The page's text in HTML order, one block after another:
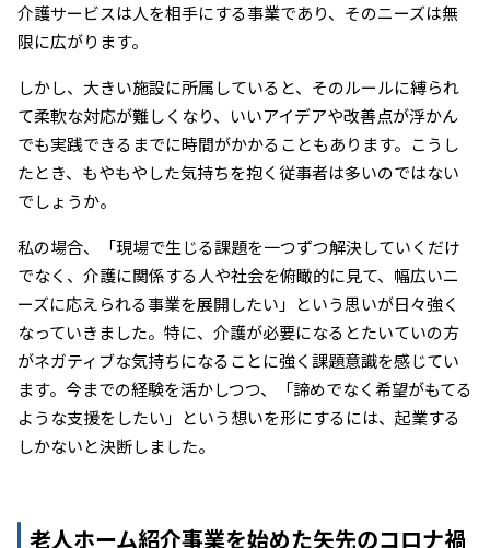
介護サービスは人を相手にする事業であり、そのニーズは無
限に広がります。
しかし、大きい施設に所属していると、そのルールに縛られ
て柔軟な対応が難しくなり、いいアイデアや改善点が浮かん
でも実践できるまでに時間がかかることもあります。こうし
たとき、もやもやした気持ちを抱く従事者は多いのではない
でしょうか。
私の場合、「現場で生じる課題を一つずつ解決していくだけ
でなく、介護に関係する人や社会を俯瞰的に見て、幅広いニ
ーズに応えられる事業を展開したい」という思いが日々強く
なっていきました。特に、介護が必要になるとたいていの方
がネガティブな気持ちになることに強く課題意識を感じてい
ます。今までの経験を活かしつつ、「諦めでなく希望がもてる
ような支援をしたい」という想いを形にするには、起業する
しかないと決断しました。
老人ホーム紹介事業を始めた矢先のコロナ禍